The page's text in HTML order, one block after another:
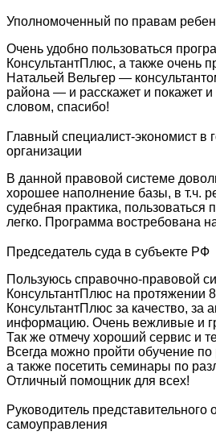
Уполномоченный по правам
Очень удобно пользоваться
КонсультантПлюс, а также очень
Натальей Вельгер —
района — и расскажет и покажет и
словом, спасибо!
Главный специалист-экономист в
организации
В данной правовой системе
хорошее наполнение базы, в т.ч.
судебная практика, пользоваться
легко. Программа востребована
Председатель суда в субъекте РФ
Пользуюсь справочно-правовой
КонсультантПлюс на протяжении
КонсультантПлюс за качество, за
информацию. Очень вежливые и
Так же отмечу хороший сервис и
Всегда можно пройти обучение
а также посетить семинары по
Отличный помощник для всех!
Руководитель представительного
самоуправления